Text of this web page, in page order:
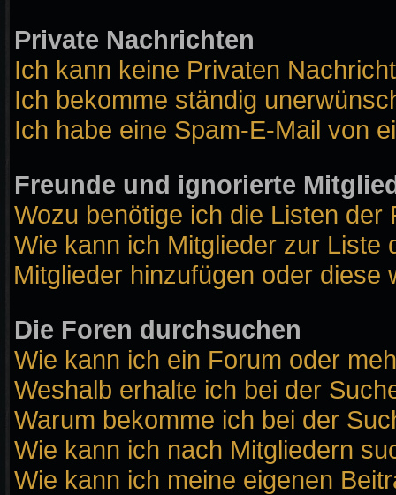
Private Nachrichten
Ich kann keine Privaten
Ich bekomme ständig
Ich habe eine Spam-E-Mail von
Freunde und ignorierte
Wozu benötige ich die Listen
Wie kann ich Mitglieder zur
Mitglieder hinzufügen oder
Die Foren durchsuchen
Wie kann ich ein Forum oder
Weshalb erhalte ich bei der
Warum bekomme ich bei der
Wie kann ich nach Mitgliedern
Wie kann ich meine eigenen